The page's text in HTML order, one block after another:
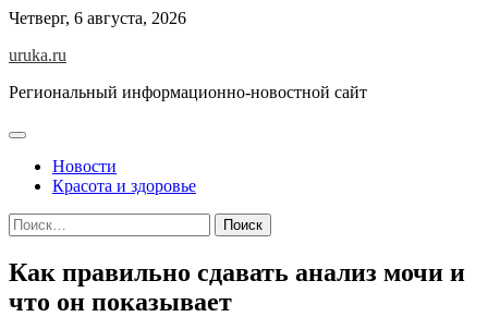
Skip
content
Четверг, 6 августа, 2026
uruka.ru
Региональный информационно-новостной сайт
Новости
Красота и здоровье
Найти:
Как правильно сдавать анализ мочи и
что он показывает